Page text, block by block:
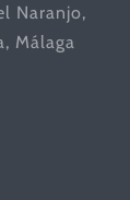
Naranjo,
Málaga